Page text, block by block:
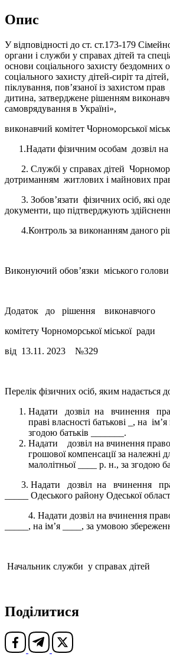
Опис
У відповідності до ст. ст.173-179
органи і служби у справах дітей та
основи соціального захисту бездомних
соціального захисту дітей-сиріт та
піклування, пов’язаної із захистом
дитина, затверджене рішенням
самоврядування в Україні»,
виконавчий комітет Чорноморської
1.Надати фізичним особам дозвіл на
2. Службі у справах дітей
дотриманням житлових і майнових
3. Зобов’язати фізичних осіб, які
документи, що підтверджують
4.Контроль за виконанням даного
Виконуючий
Додаток до рішення виконавчого
комітету Чорноморської міської ради
від 13.11. 2023 №329
Перелік фізичних осіб, яким
Надати дозвіл на вчинення
праві власності батькові _, на
згодою батьків _______.
Надати дозвіл на вчинення
грошової компенсації за
малолітньої ____ р. н., за згодою
3. Надати дозвіл на вчинення
_____ Одеського району Одеської
4. Надати дозвіл на вчинення
_____, на ім’я ____, за умовою
Начальник служби у
Поділитися